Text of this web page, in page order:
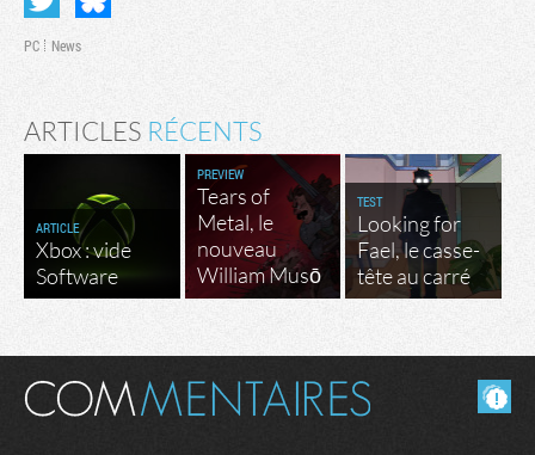
PC News
ARTICLES RÉCENTS
ARTICLE
Xbox : vide
Software
PREVIEW
Tears of
Metal, le
nouveau
William Musō
TEST
Looking for
Fael, le casse-
tête au carré
Masquer les commentaires lus.